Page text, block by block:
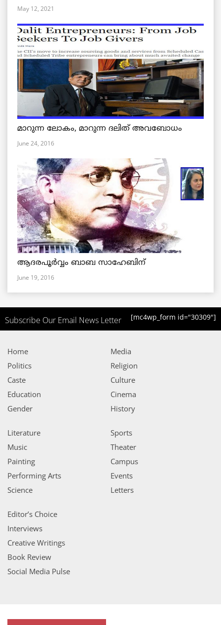
May 12, 2021
മാറുന്ന ലോകം, മാറുന്ന ദലിത് അവബോധം
June 24, 2016
ആദരപൂര്‍വ്വം ബാബ സാഹേബിന്
June 19, 2016
Subscribe Our Email News Letter [mc4wp_form id="30309"]
Home
Politics
Caste
Education
Gender
Media
Religion
Culture
Cinema
History
Literature
Music
Painting
Performing Arts
Science
Sports
Theater
Campus
Events
Letters
Editor’s Choice
Interviews
Creative Writings
Book Review
Social Media Pulse